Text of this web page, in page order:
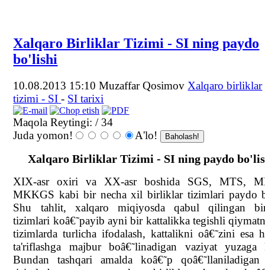
Xalqaro Birliklar Tizimi - SI ning paydo
bo'lishi
10.08.2013 15:10Muzaffar Qosimov Xalqaro birliklar
tizimi - SI- SI tarixi
Maqola Reytingi: / 34
Juda yomon!
A'lo!
Xalqaro Birliklar Tizimi - SI ning paydo
XIX-asr oxiri va XX-asr boshida SGS, MTS,
MKKGS kabi bir necha xil birliklar tizimlari paydo
Shu tahlit, xalqaro miqiyosda qabul qilingan
tizimlari koâ€˜payib ayni bir kattalikka tegishli
tizimlarda turlicha ifodalash, kattalikni oâ€˜zini esa
ta'riflashga majbur boâ€˜linadigan vaziyat yuzaga
Bundan tashqari amalda koâ€˜p